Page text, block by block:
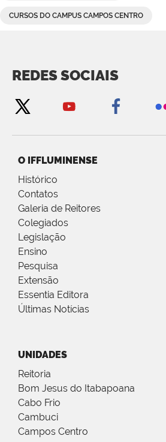
CURSOS DO CAMPUS CAMPOS CENTRO
REDES SOCIAIS
O IFFLUMINENSE
Histórico
Contatos
Galeria de Reitores
Colegiados
Legislação
Ensino
Pesquisa
Extensão
Essentia Editora
Últimas Notícias
UNIDADES
Reitoria
Bom Jesus do Itabapoana
Cabo Frio
Cambuci
Campos Centro